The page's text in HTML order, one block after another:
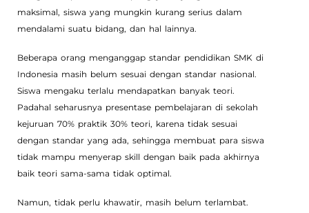
maksimal, siswa yang mungkin kurang serius dalam
mendalami suatu bidang, dan hal lainnya.
Beberapa orang menganggap standar pendidikan SMK di
Indonesia masih belum sesuai dengan standar nasional.
Siswa mengaku terlalu mendapatkan banyak teori.
Padahal seharusnya presentase pembelajaran di sekolah
kejuruan 70% praktik 30% teori, karena tidak sesuai
dengan standar yang ada, sehingga membuat para siswa
tidak mampu menyerap skill dengan baik pada akhirnya
baik teori sama-sama tidak optimal.
Namun, tidak perlu khawatir, masih belum terlambat.